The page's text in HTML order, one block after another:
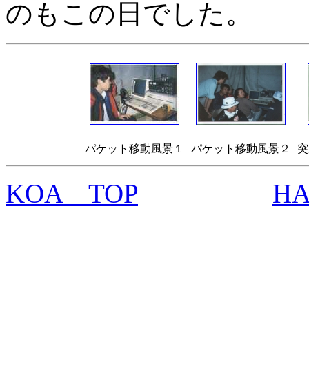
のもこの日でした。
パケット移動風景１ パケット移動風景２
KOA TOP